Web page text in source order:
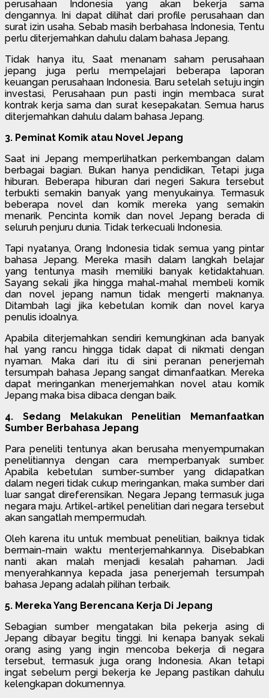
perusahaan Indonesia yang akan bekerja sama
dengannya. Ini dapat dilihat dari profile perusahaan dan
surat izin usaha. Sebab masih berbahasa Indonesia, Tentu
perlu diterjemahkan dahulu dalam bahasa Jepang.
Tidak hanya itu, Saat menanam saham perusahaan
jepang juga perlu mempelajari beberapa laporan
keuangan perusahaan Indonesia. Baru setelah setuju ingin
investasi, Perusahaan pun pasti ingin membaca surat
kontrak kerja sama dan surat kesepakatan. Semua harus
diterjemahkan dahulu dalam bahasa Jepang.
3. Peminat Komik atau Novel Jepang
Saat ini Jepang memperlihatkan perkembangan dalam
berbagai bagian. Bukan hanya pendidikan, Tetapi juga
hiburan. Beberapa hiburan dari negeri Sakura tersebut
terbukti semakin banyak yang menyukainya. Termasuk
beberapa novel dan komik mereka yang semakin
menarik. Pencinta komik dan novel Jepang berada di
seluruh penjuru dunia. Tidak terkecuali Indonesia.
Tapi nyatanya, Orang Indonesia tidak semua yang pintar
bahasa Jepang. Mereka masih dalam langkah belajar
yang tentunya masih memiliki banyak ketidaktahuan.
Sayang sekali jika hingga mahal-mahal membeli komik
dan novel jepang namun tidak mengerti maknanya.
Ditambah lagi jika kebetulan komik dan novel karya
penulis idoalnya.
Apabila diterjemahkan sendiri kemungkinan ada banyak
hal yang rancu hingga tidak dapat di nikmati dengan
nyaman. Maka dari itu di sini peranan penerjemah
tersumpah bahasa Jepang sangat dimanfaatkan. Mereka
dapat meringankan menerjemahkan novel atau komik
Jepang maka bisa dibaca dengan baik.
4. Sedang Melakukan Penelitian Memanfaatkan
Sumber Berbahasa Jepang
Para peneliti tentunya akan berusaha menyempurnakan
penelitiannya dengan cara memperbanyak sumber.
Apabila kebetulan sumber-sumber yang didapatkan
dalam negeri tidak cukup meringankan, maka sumber dari
luar sangat direferensikan. Negara Jepang termasuk juga
negara maju. Artikel-artikel penelitian dari negara tersebut
akan sangatlah mempermudah.
Oleh karena itu untuk membuat penelitian, baiknya tidak
bermain-main waktu menterjemahkannya. Disebabkan
nanti akan malah menjadi kesalah pahaman. Jadi
menyerahkannya kepada jasa penerjemah tersumpah
bahasa Jepang adalah pilihan terbaik.
5. Mereka Yang Berencana Kerja Di Jepang
Sebagian sumber mengatakan bila pekerja asing di
Jepang dibayar begitu tinggi. Ini kenapa banyak sekali
orang asing yang ingin mencoba bekerja di negara
tersebut, termasuk juga orang Indonesia. Akan tetapi
ingat sebelum pergi bekerja ke Jepang pastikan dahulu
kelengkapan dokumennya.